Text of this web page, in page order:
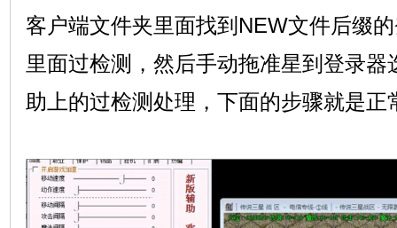
客户端文件夹里面找到NEW文件后缀
里面过检测，然后手动拖准星到登录器
助上的过检测处理，下面的步骤就是正